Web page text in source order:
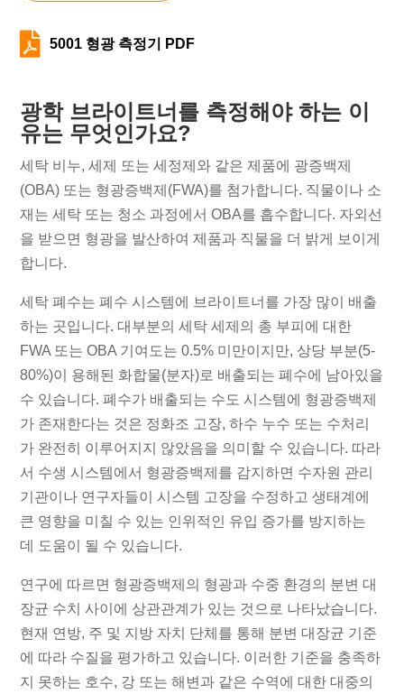
 5001 형광 측정기 PDF
광학 브라이트너를 측정해야 하는 이
유는 무엇인가요?
세탁 비누, 세제 또는 세정제와 같은 제품에 광증백제
(OBA) 또는 형광증백제(FWA)를 첨가합니다. 직물이나 소
재는 세탁 또는 청소 과정에서 OBA를 흡수합니다. 자외선
을 받으면 형광을 발산하여 제품과 직물을 더 밝게 보이게
합니다.
세탁 폐수는 폐수 시스템에 브라이트너를 가장 많이 배출
하는 곳입니다. 대부분의 세탁 세제의 총 부피에 대한
FWA 또는 OBA 기여도는 0.5% 미만이지만, 상당 부분(5-
80%)이 용해된 화합물(분자)로 배출되는 폐수에 남아있을
수 있습니다. 폐수가 배출되는 수도 시스템에 형광증백제
가 존재한다는 것은 정화조 고장, 하수 누수 또는 수처리
가 완전히 이루어지지 않았음을 의미할 수 있습니다. 따라
서 수생 시스템에서 형광증백제를 감지하면 수자원 관리
기관이나 연구자들이 시스템 고장을 수정하고 생태계에
큰 영향을 미칠 수 있는 인위적인 유입 증가를 방지하는
데 도움이 될 수 있습니다.
연구에 따르면 형광증백제의 형광과 수중 환경의 분변 대
장균 수치 사이에 상관관계가 있는 것으로 나타났습니다.
현재 연방, 주 및 지방 자치 단체를 통해 분변 대장균 기준
에 따라 수질을 평가하고 있습니다. 이러한 기준을 충족하
지 못하는 호수, 강 또는 해변과 같은 수역에 대한 대중의